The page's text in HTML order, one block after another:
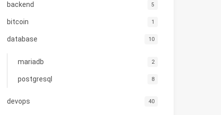
backend 5
bitcoin 1
database 10
mariadb 2
postgresql 8
devops 40